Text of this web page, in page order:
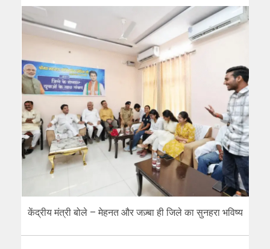
केंद्रीय मंत्री बोले – मेहनत और जज़्बा ही जिले का सुनहरा भविष्य